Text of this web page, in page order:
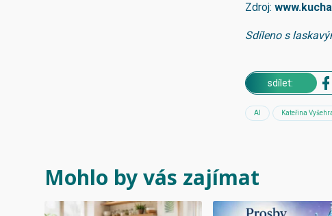
Zdroj: www
Sdíleno s
sdílet:
AI Kateřina
Mohlo by vás zajímat